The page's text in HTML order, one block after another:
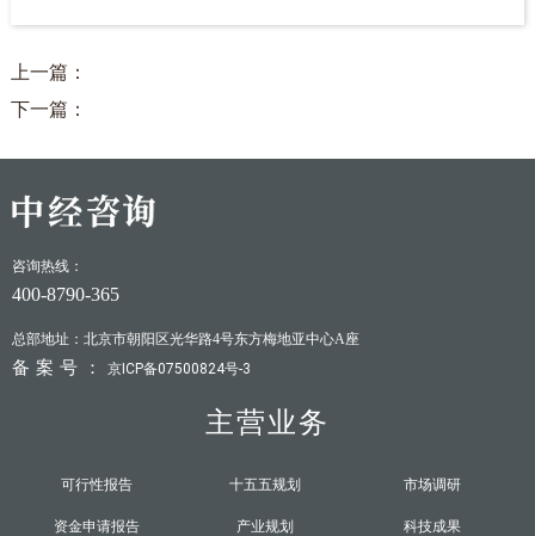
上一篇：
下一篇：
咨询热线：
400-8790-365
总部地址：北京市朝阳区光华路4号东方梅地亚中心A座
备案号： 京ICP备07500824号-3
主营业务
可行性报告
资金申请报告
十五五规划
产业规划
市场调研
科技成果